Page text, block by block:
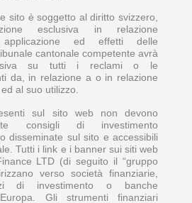
sito è soggetto al diritto svizzero,
esclusiva in relazione
applicazione ed effetti delle
cantonale competente avrà
su tutti i reclami o le
da, in relazione a o in relazione
al suo utilizzo.
sul sito web non devono
consigli di investimento
disseminate sul sito e accessibili
Tutti i link e i banner sui siti web
LTD (di seguito il “gruppo
verso società finanziarie,
di investimento o banche
Gli strumenti finanziari